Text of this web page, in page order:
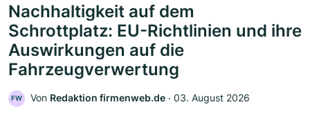
Nachhaltigkeit auf dem
Schrottplatz: EU-Richtlinien und ihre
Auswirkungen auf die
Fahrzeugverwertung
FW Von Redaktion firmenweb.de ‧ 03. August 2026